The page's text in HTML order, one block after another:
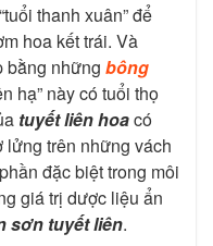
thanh xuân” để
hoa kết trái. Và
bằng những bông
hạ” này có tuổi thọ
tuyết liên hoacó
lửng trên những vách
đặc biệt trong môi
giá trị dược liệu ẩn
sơn tuyết liên.